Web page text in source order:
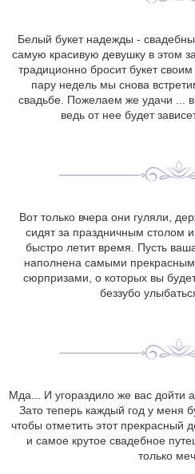
Белый букет надежды -
самую красивую девушку в этом
традиционно бросит букет
пару недель мы снова
свадьбе. Пожелаем же удачи ... в
ведь от нее будет
Вот только вчера они гуляли,
сидят за праздничным столом
быстро летит время. Пусть
наполнена самыми
сюрпризами, о которых вы
беззубо
Мда... И угораздило же вас дойти
Зато теперь каждый год у меня
чтобы отметить этот прекрасный
и самое крутое свадебное
только